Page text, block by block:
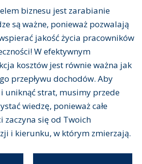
biznesu jest zarabianie
są ważne, ponieważ pozwalają
jakość życia pracowników
W efektywnym
kosztów jest równie ważna jak
przepływu dochodów. Aby
uniknąć strat, musimy przede
wiedzę, ponieważ całe
zaczyna się od Twoich
i kierunku, w którym zmierzają.